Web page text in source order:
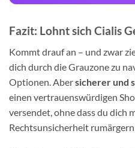
Fazit: Lohnt sich Cialis
Kommt drauf an – und zwar
dich durch die Grauzone zu
Optionen. Abersicherer und
einen vertrauenswürdigen
versendet, ohne dass du dich
Rechtsunsicherheit rumärgern